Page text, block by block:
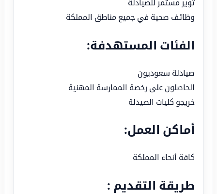
توير مستمر للصيادلة
وظائف صحية في جميع مناطق المملكة
الفئات المستهدفة:
صيادلة سعوديون
الحاصلون على رخصة الممارسة المهنية
خريجو كليات الصيدلة
أماكن العمل:
كافة أنحاء المملكة
طريقة التقديم :